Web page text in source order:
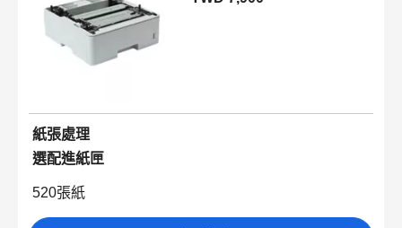
紙張處理
選配進紙匣
520張紙